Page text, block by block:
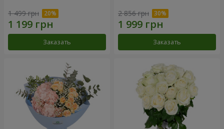
1 499 грн
Заказать
2 856 грн
Заказать